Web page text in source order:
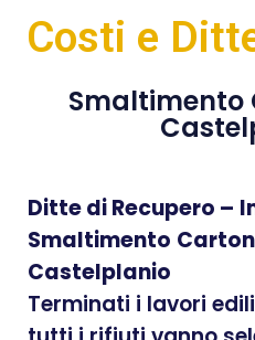
Costi e
Smaltimento
Ditte di Recupero –
Smaltimento
Castelplanio
Terminati i lavori